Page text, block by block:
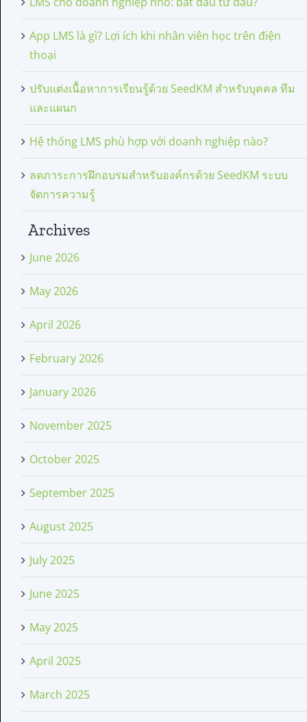
App LMS là gì? Lợi ích khi nhân viên học trên điện
thoại
ปรับแต่งเนื้อหาการเรียนรู้ด้วย SeedKM สำหรับบุคคล ทีม
และแผนก
Hệ thống LMS phù hợp với doanh nghiệp nào?
ลดภาระการฝึกอบรมสำหรับองค์กรด้วย SeedKM ระบบ
จัดการความรู้
Archives
June 2026
May 2026
April 2026
February 2026
January 2026
November 2025
October 2025
September 2025
August 2025
July 2025
June 2025
May 2025
April 2025
March 2025